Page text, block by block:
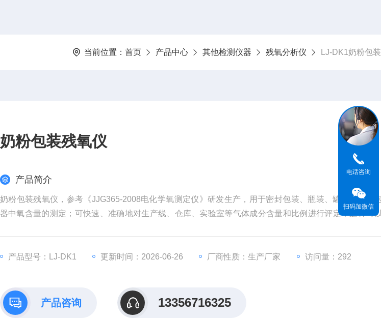
当前位置： 首页 产品中心 其他检测仪器 残氧分析仪 LJ-DK1奶粉包
奶粉包装残氧仪
产品简介
奶粉包装残氧仪，参考《JJG365-2008电化学氧测定仪》研发生产，用于密封包装、瓶装、罐装等中空
器中氧含量的测定；可快速、准确地对生产线、仓库、实验室等气体成分含量和比例进行评定；这样可
产品型号：LJ-DK1 更新时间：2026-06-26 厂商性质：生产厂家 访问量：292
产品咨询 13356716325
电话咨询
扫码加微信